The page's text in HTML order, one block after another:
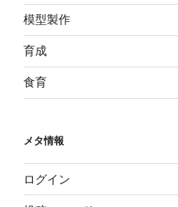
模型製作
育成
食育
メタ情報
ログイン